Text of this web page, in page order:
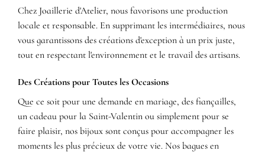
Chez Joaillerie d'Atelier, nous favorisons une production
locale et responsable. En supprimant les intermédiaires, nous
vous garantissons des créations d'exception à un prix juste,
tout en respectant l'environnement et le travail des artisans.
Des Créations pour Toutes les Occasions
Que ce soit pour une demande en mariage, des fiançailles,
un cadeau pour la Saint-Valentin ou simplement pour se
faire plaisir, nos bijoux sont conçus pour accompagner les
moments les plus précieux de votre vie. Nos bagues en